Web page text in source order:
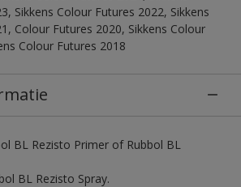
Sikkens Colour Futures 2022, Sikkens
Colour Futures 2020, Sikkens Colour
Colour Futures 2018
BL Rezisto Primer of Rubbol BL
BL Rezisto Spray.